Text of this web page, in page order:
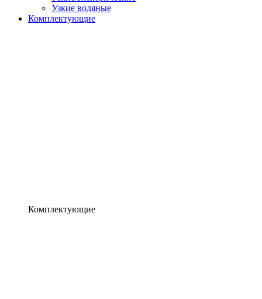
Узкие водяные
Комплектующие
Комплектующие